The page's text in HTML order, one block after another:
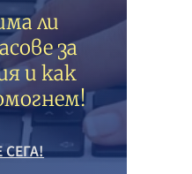
ли
за
и как